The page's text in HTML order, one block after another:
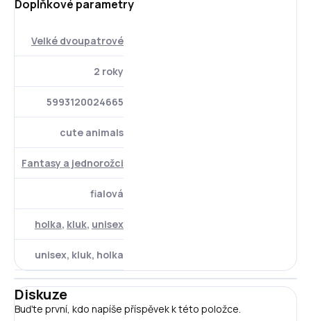
Doplňkové parametry
Velké dvoupatrové
2 roky
5993120024665
cute animals
Fantasy a jednorožci
fialová
holka, kluk, unisex
unisex, kluk, holka
Diskuze
Buďte první, kdo napíše příspěvek k této položce.